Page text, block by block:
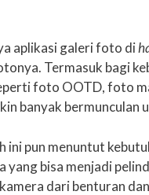
aplikasi galeri foto di
Termasuk bagi
foto OOTD, foto
banyak
ini pun menuntut
yang bisa menjadi
dari benturan